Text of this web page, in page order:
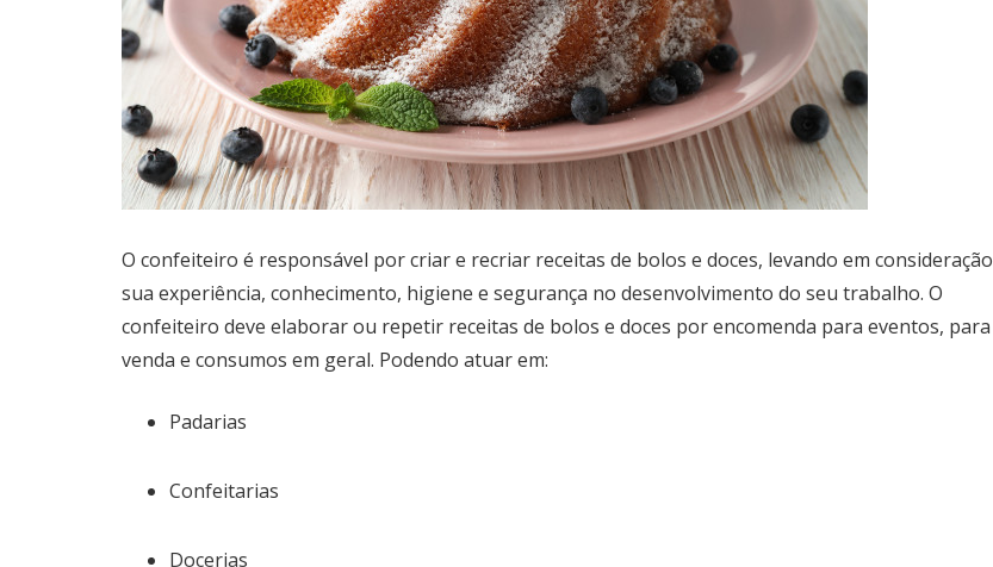
O confeiteiro é responsável por criar e recriar receitas de bolos e doces, levando em consideração
sua experiência, conhecimento, higiene e segurança no desenvolvimento do seu trabalho. O
confeiteiro deve elaborar ou repetir receitas de bolos e doces por encomenda para eventos, para
venda e consumos em geral. Podendo atuar em:
Padarias
Confeitarias
Docerias